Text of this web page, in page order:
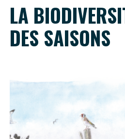
LA
DES SAISONS